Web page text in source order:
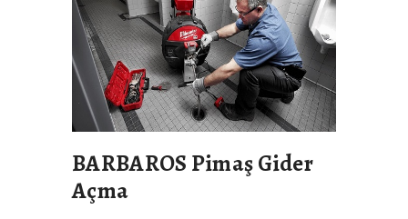
BARBAROS Pimaş Gider
Açma